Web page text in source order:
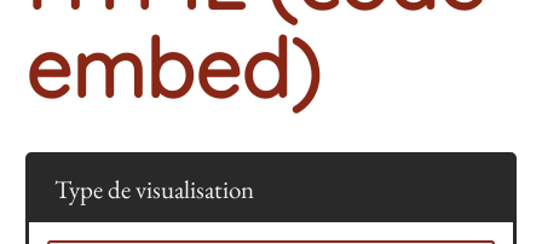
embed)
Type de visualisation